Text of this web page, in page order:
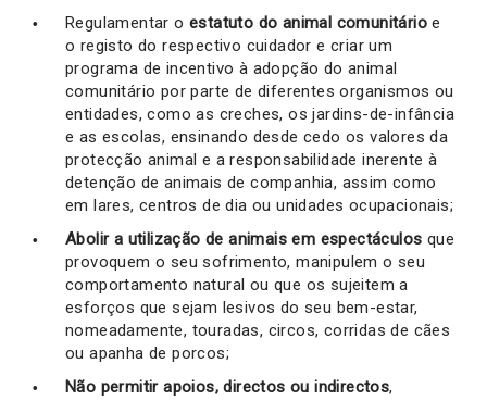
Regulamentar o estatuto do animal comunitárioe
o registo do respectivo cuidador e criar um
programa de incentivo à adopção do animal
comunitário por parte de diferentes organismos ou
entidades, como as creches, os jardins-de-infância
e as escolas, ensinando desde cedo os valores da
protecção animal e a responsabilidade inerente à
detenção de animais de companhia, assim como
em lares, centros de dia ou unidades ocupacionais;
Abolir a utilização de animais em espectáculos que
provoquem o seu sofrimento, manipulem o seu
comportamento natural ou que os sujeitem a
esforços que sejam lesivos do seu bem-estar,
nomeadamente, touradas, circos, corridas de cães
ou apanha de porcos;
Não permitir apoios, directos ou indirectos,